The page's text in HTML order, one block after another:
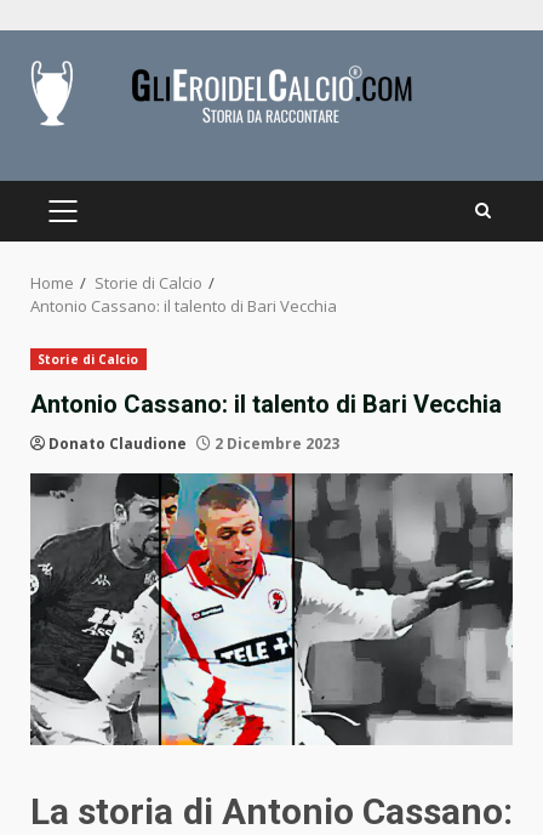
content
PRIMARY
Home
Storie di Calcio
Antonio Cassano: il talento di Bari Vecchia
Storie di Calcio
Antonio Cassano: il talento di Bari Vecchia
Donato Claudione 2 Dicembre 2023
La storia di Antonio Cassano: